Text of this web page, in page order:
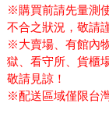
※購買前請先量測
不合之狀況，敬請
※大賣場、有館內
獄、看守所、貨櫃
敬請見諒！
※配送區域僅限台